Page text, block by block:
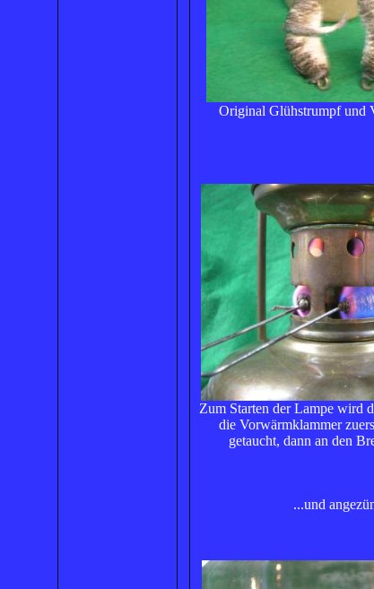
Original Glühstrumpf und
Zum Starten der Lampe wird
die Vorwärmklammer
getaucht, dann an den
...und